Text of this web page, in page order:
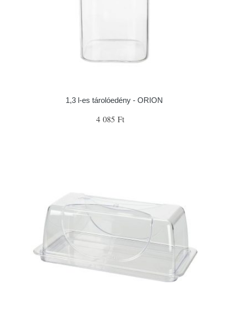
1,3 l-es tárolóedény - ORION
4 085 Ft